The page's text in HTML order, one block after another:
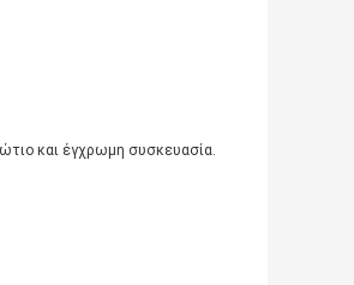
και έγχρωμη συσκευασία.